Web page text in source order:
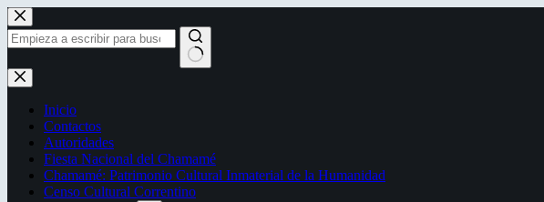
Saltar
al
contenido
Sin
resultados
Inicio
Contactos
Autoridades
Fiesta Nacional del Chamamé
Chamamé: Patrimonio Cultural Inmaterial de la Humanidad
Censo Cultural Correntino